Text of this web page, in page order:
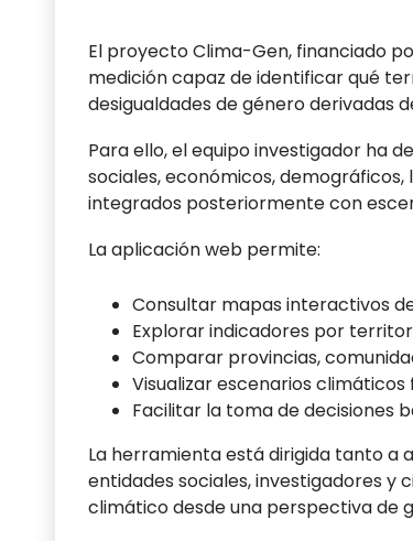
El proyecto Clima-Gen, financiado
medición capaz de identificar qué
desigualdades de género derivadas
Para ello, el equipo investigador ha
sociales, económicos, demográficos,
integrados posteriormente con
La aplicación web permite:
Consultar mapas interactivos
Explorar indicadores por
Comparar provincias,
Visualizar escenarios climáticos
Facilitar la toma de decisiones
La herramienta está dirigida tanto a
entidades sociales, investigadores
climático desde una perspectiva de